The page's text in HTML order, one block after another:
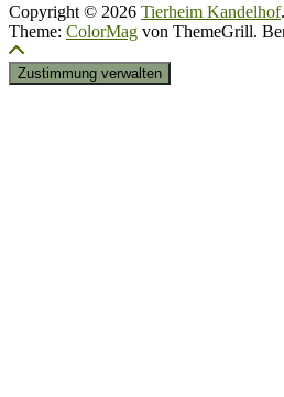
Copyright © 2026 Tierheim Kandelhof
Theme: ColorMag von ThemeGrill.
Zustimmung verwalten